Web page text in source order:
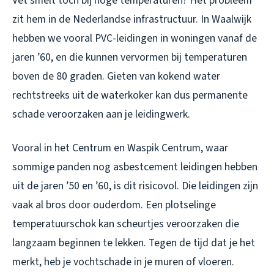
zit hem in de Nederlandse infrastructuur. In Waalwijk
hebben we vooral PVC-leidingen in woningen vanaf de
jaren ’60, en die kunnen vervormen bij temperaturen
boven de 80 graden. Gieten van kokend water
rechtstreeks uit de waterkoker kan dus permanente
schade veroorzaken aan je leidingwerk.
Vooral in het Centrum en Waspik Centrum, waar
sommige panden nog asbestcement leidingen hebben
uit de jaren ’50 en ’60, is dit risicovol. Die leidingen zijn
vaak al bros door ouderdom. Een plotselinge
temperatuurschok kan scheurtjes veroorzaken die
langzaam beginnen te lekken. Tegen de tijd dat je het
merkt, heb je vochtschade in je muren of vloeren.